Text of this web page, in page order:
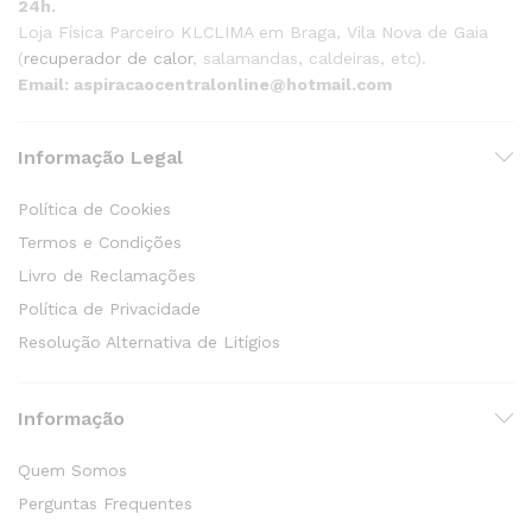
24h.
Loja Física Parceiro KLCLIMA em Braga, Vila Nova de Gaia
(recuperador de calor, salamandas, caldeiras, etc).
Email: aspiracaocentralonline@hotmail.com
Informação Legal
Política de Cookies
Termos e Condições
Livro de Reclamações
Política de Privacidade
Resolução Alternativa de Litígios
Informação
Quem Somos
Perguntas Frequentes